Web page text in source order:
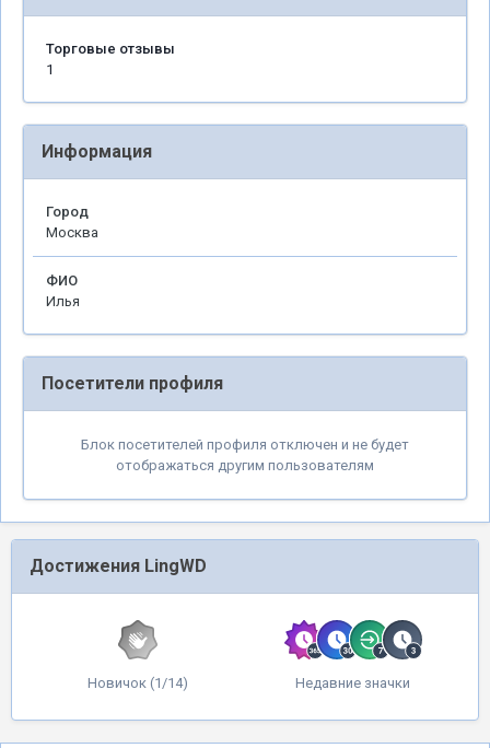
Торговые отзывы
1
Информация
Город
Москва
ФИО
Илья
Посетители профиля
Блок посетителей профиля отключен и не будет
отображаться другим пользователям
Достижения LingWD
Новичок (1/14) Недавние значки